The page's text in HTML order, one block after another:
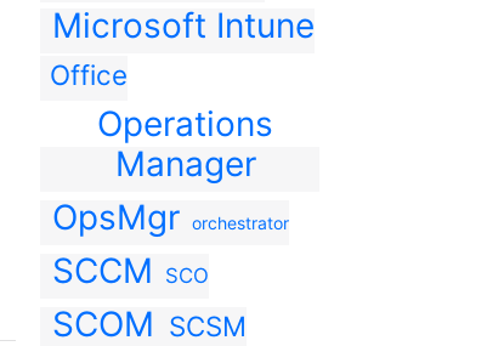
Microsoft Intune
Office
Operations
Manager
OpsMgr
orchestrator
SCCM SCO
SCOM SCSM